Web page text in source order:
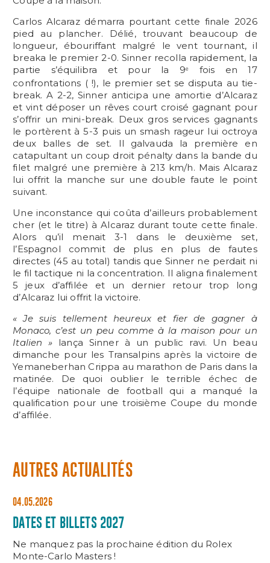
Carlos Alcaraz démarra pourtant cette finale 2026
pied au plancher. Délié, trouvant beaucoup de
longueur, ébouriffant malgré le vent tournant, il
breaka le premier 2-0. Sinner recolla rapidement, la
partie s’équilibra et pour la 9e
fois en 17
confrontations ( !), le premier set se disputa au tie-
break. A 2-2, Sinner anticipa une amortie d’Alcaraz
et vint déposer un rêves court croisé gagnant pour
s’offrir un mini-break. Deux gros services gagnants
le portèrent à 5-3 puis un smash rageur lui octroya
deux balles de set. Il galvauda la première en
catapultant un coup droit pénalty dans la bande du
filet malgré une première à 213 km/h. Mais Alcaraz
lui offrit la manche sur une double faute le point
suivant.
Une inconstance qui coûta d’ailleurs probablement
cher (et le titre) à Alcaraz durant toute cette finale.
Alors qu’il menait 3-1 dans le deuxième set,
l’Espagnol commit de plus en plus de fautes
directes (45 au total) tandis que Sinner ne perdait ni
le fil tactique ni la concentration. Il aligna finalement
5 jeux d’affilée et un dernier retour trop long
d’Alcaraz lui offrit la victoire.
« Je suis tellement heureux et fier de gagner à
Monaco, c’est un peu comme à la maison pour un
Italien » lança Sinner à un public ravi. Un beau
dimanche pour les Transalpins après la victoire de
Yemaneberhan Crippa au marathon de Paris dans la
matinée. De quoi oublier le terrible échec de
l’équipe nationale de football qui a manqué la
qualification pour une troisième Coupe du monde
d’affilée.
AUTRES ACTUALITÉS
04.05.2026
DATES ET BILLETS 2027
Ne manquez pas la prochaine édition du Rolex
Monte-Carlo Masters !